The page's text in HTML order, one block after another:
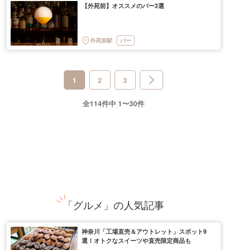
【外苑前】オススメのバー3選
外苑前駅 バー
1 2 3
全114件中 1〜30件
「グルメ」の人気記事
神奈川「工場直売＆アウトレット」スポット9
選！オトクなスイーツや直売限定商品も